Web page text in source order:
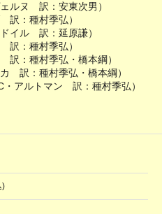
ルヌ 訳：安東次男）
訳：種村季弘）
イル 訳：延原謙）
訳：種村季弘）
：種村季弘・橋本綱）
訳：種村季弘・橋本綱）
アルトマン 訳：種村季弘）
)